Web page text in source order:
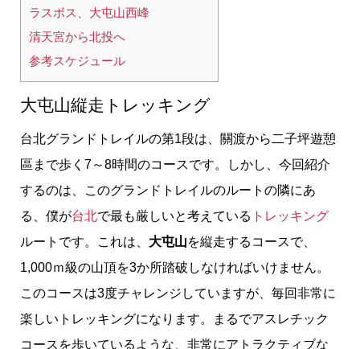
ラスボス、大屯山西峰
清天宮から北投へ
参考スケジュール
大屯山縦走トレッキング
台北グランドトレイルの第1段は、關渡から二子坪遊憩
區まで歩く7～8時間のコースです。しかし、今回紹介
するのは、このグランドトレイルのルートの隣にあ
る、僕が台北で最も厳しいと考えている トレッキング
ルートです。これは、 大屯山を縦走するコースで、
1,000ｍ級の山頂を3か所踏破しなければいけません。
このコースは3度チャレンジしていますが、毎回非常に
楽しいトレッキングになります。まるでアスレチック
コースを歩いているような、非常にアトラクティブな